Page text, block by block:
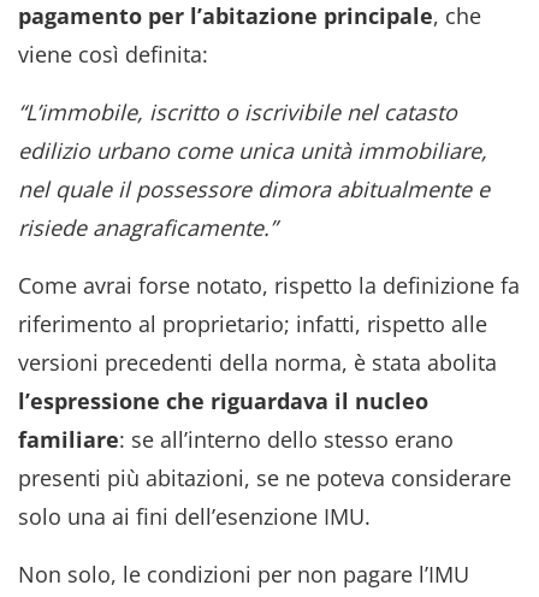
pagamento per l’abitazione principale, che
viene così definita:
“L’immobile, iscritto o iscrivibile nel catasto
edilizio urbano come unica unità immobiliare,
nel quale il possessore dimora abitualmente e
risiede anagraficamente.”
Come avrai forse notato, rispetto la definizione fa
riferimento al proprietario; infatti, rispetto alle
versioni precedenti della norma, è stata abolita
l’espressione che riguardava il nucleo
familiare: se all’interno dello stesso erano
presenti più abitazioni, se ne poteva considerare
solo una ai fini dell’esenzione IMU.
Non solo, le condizioni per non pagare l’IMU